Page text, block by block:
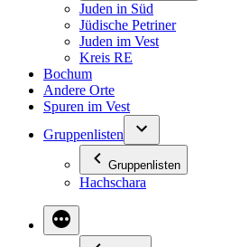
Juden in Süd
Jüdische Petriner
Juden im Vest
Kreis RE
Bochum
Andere Orte
Spuren im Vest
Gruppenlisten
Gruppenlisten
Hachschara